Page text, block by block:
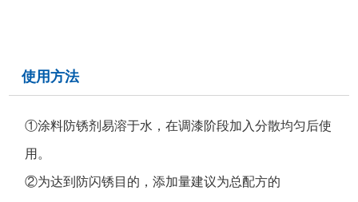
使用方法
①涂料防锈剂易溶于水，在调漆阶段加入分散均匀后使
用。
②为达到防闪锈目的，添加量建议为总配方的